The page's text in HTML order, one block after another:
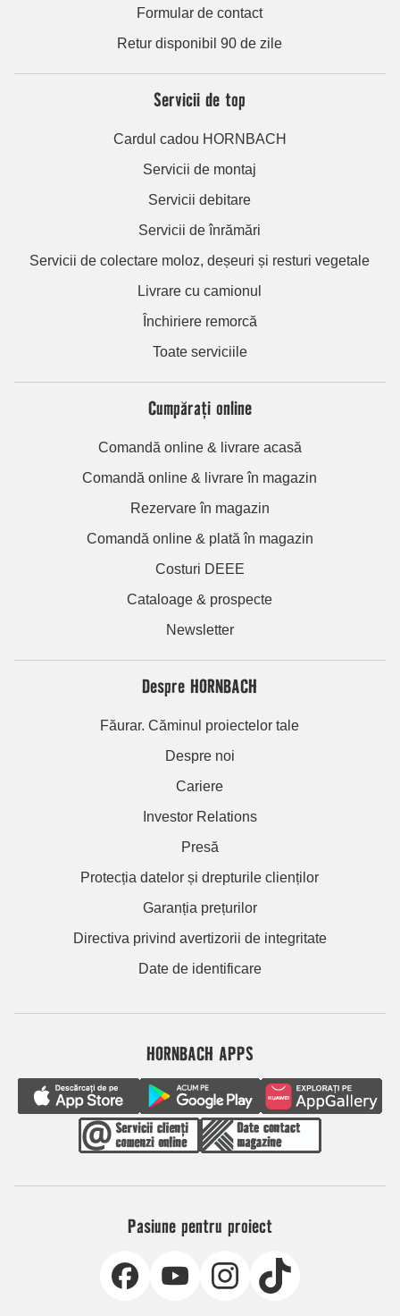
Formular de contact
Retur disponibil 90 de zile
Servicii de top
Cardul cadou HORNBACH
Servicii de montaj
Servicii debitare
Servicii de înrămări
Servicii de colectare moloz, deșeuri și resturi vegetale
Livrare cu camionul
Închiriere remorcă
Toate serviciile
Cumpărați online
Comandă online & livrare acasă
Comandă online & livrare în magazin
Rezervare în magazin
Comandă online & plată în magazin
Costuri DEEE
Cataloage & prospecte
Newsletter
Despre HORNBACH
Făurar. Căminul proiectelor tale
Despre noi
Cariere
Investor Relations
Presă
Protecția datelor și drepturile clienților
Garanția prețurilor
Directiva privind avertizorii de integritate
Date de identificare
HORNBACH APPS
Pasiune pentru proiect